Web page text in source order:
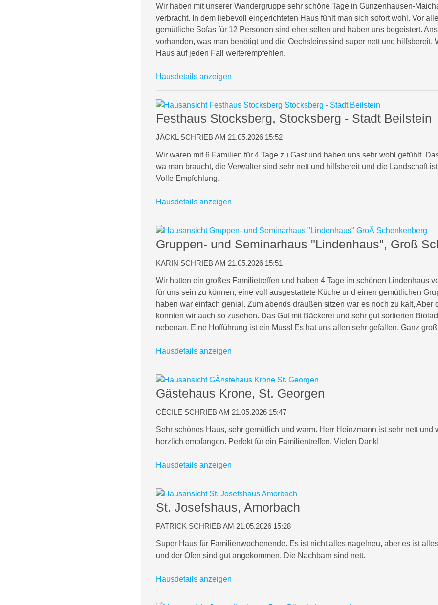
Wir haben mit unserer Wandergruppe sehr schöne Tage in Gunzenhausen-
verbracht. In dem liebevoll eingerichteten Haus fühlt man sich sofort wohl. Vor
gemütliche Sofas für 12 Personen sind eher selten und haben uns begeistert.
vorhanden, was man benötigt und die Oechsleins sind super nett und hilfsbereit.
Haus auf jeden Fall weiterempfehlen.
Hausdetails anzeigen
Festhaus Stocksberg, Stocksberg - Stadt Beilstein
JÄCKL SCHRIEB AM 21.05.2026 15:52
Wir waren mit 6 Familien für 4 Tage zu Gast und haben uns sehr wohl gefühlt.
wa man braucht, die Verwalter sind sehr nett und hilfsbereit und die Landschaft
Volle Empfehlung.
Hausdetails anzeigen
Gruppen- und Seminarhaus "Lindenhaus", Groß
KARIN SCHRIEB AM 21.05.2026 15:51
Wir hatten ein großes Familietreffen und haben 4 Tage im schönen Lindenhaus
für uns sein zu können, eine voll ausgestattete Küche und einen gemütlichen
haben war einfach genial. Zum abends draußen sitzen war es noch zu kalt, Aber
konnten wir auch so zusehen. Das Gut mit Bäckerei und sehr gut sortierten
nebenan. Eine Hofführung ist ein Muss! Es hat uns allen sehr gefallen. Ganz
Hausdetails anzeigen
Gästehaus Krone, St. Georgen
CÉCILE SCHRIEB AM 21.05.2026 15:47
Sehr schönes Haus, sehr gemütlich und warm. Herr Heinzmann ist sehr nett und
herzlich empfangen. Perfekt für ein Familientreffen. Vielen Dank!
Hausdetails anzeigen
St. Josefshaus, Amorbach
PATRICK SCHRIEB AM 21.05.2026 15:28
Super Haus für Familienwochenende. Es ist nicht alles nagelneu, aber es ist
und der Ofen sind gut angekommen. Die Nachbarn sind nett.
Hausdetails anzeigen